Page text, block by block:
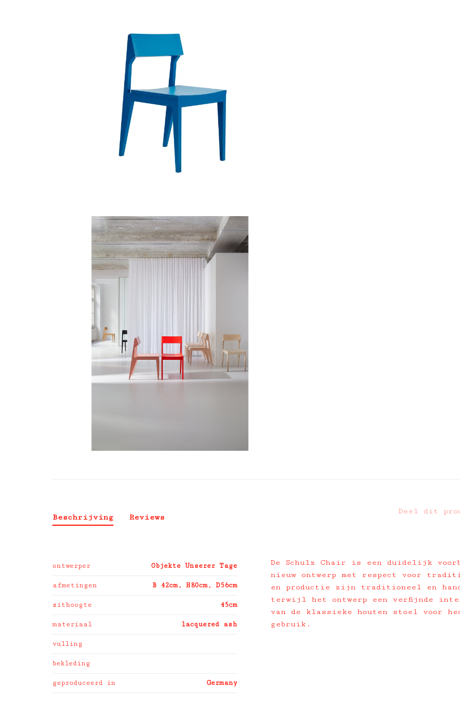
Deel dit
Beschrijving Reviews
ontwerper Objekte Unserer Tage
afmetingen B 42cm, H80cm, D56cm
zithoogte 45cm
materiaal lacquered ash
vulling
bekleding
geproduceerd in Germany
De Schulz Chair is een duidelijk
nieuw ontwerp met respect voor
en productie zijn traditioneel en
terwijl het ontwerp een verfijnde
van de klassieke houten stoel voor
gebruik.